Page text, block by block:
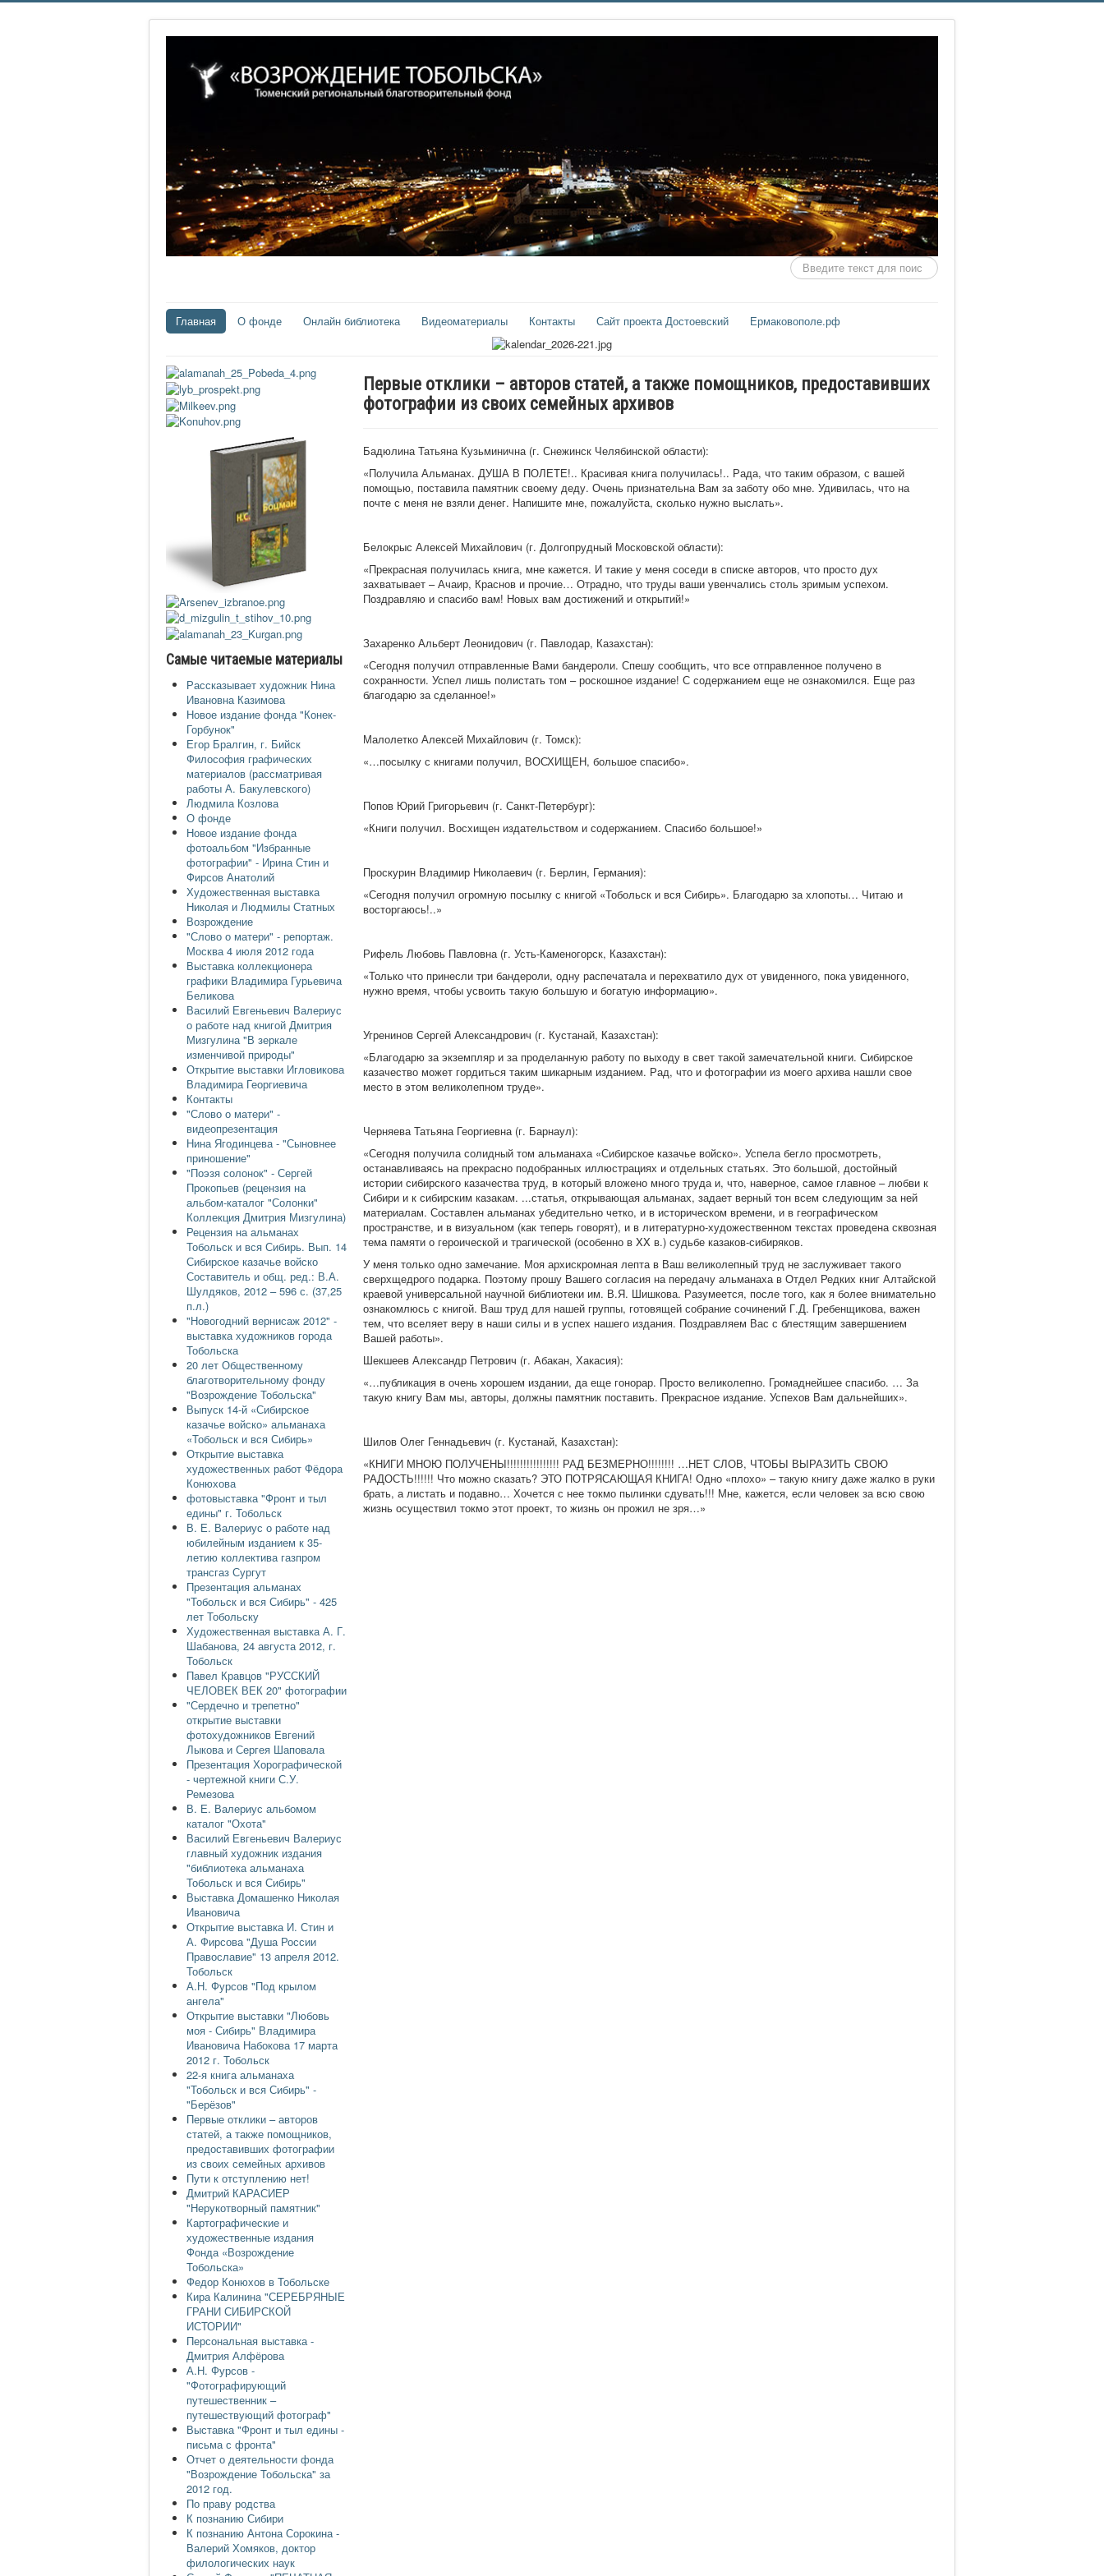
Искать...
Главная О фонде Онлайн библиотека Видеоматериалы Контакты Сайт проекта Достоевский Ермаковополе.рф
Самые читаемые материалы
Рассказывает художник Нина
Ивановна Казимова
Новое издание фонда "Конек-
Горбунок"
Егор Бралгин, г. Бийск
Философия графических
материалов (рассматривая
работы А. Бакулевского)
Людмила Козлова
О фонде
Новое издание фонда
фотоальбом "Избранные
фотографии" - Ирина Стин и
Фирсов Анатолий
Художественная выставка
Николая и Людмилы Статных
Возрождение
"Слово о матери" - репортаж.
Москва 4 июля 2012 года
Выставка коллекционера
графики Владимира Гурьевича
Беликова
Василий Евгеньевич Валериус
о работе над книгой Дмитрия
Мизгулина "В зеркале
изменчивой природы"
Открытие выставки Игловикова
Владимира Георгиевича
Контакты
"Слово о матери" -
видеопрезентация
Нина Ягодинцева - "Сыновнее
приношение"
"Поэзя солонок" - Сергей
Прокопьев (рецензия на
альбом-каталог "Солонки"
Коллекция Дмитрия Мизгулина)
Рецензия на альманах
Тобольск и вся Сибирь. Вып. 14
Сибирское казачье войско
Составитель и общ. ред.: В.А.
Шулдяков, 2012 – 596 с. (37,25
п.л.)
"Новогодний вернисаж 2012" -
выставка художников города
Тобольска
20 лет Общественному
благотворительному фонду
"Возрождение Тобольска"
Выпуск 14-й «Сибирское
казачье войско» альманаха
«Тобольск и вся Сибирь»
Открытие выставка
художественных работ Фёдора
Конюхова
фотовыставка "Фронт и тыл
едины" г. Тобольск
В. Е. Валериус о работе над
юбилейным изданием к 35-
летию коллектива газпром
трансгаз Сургут
Презентация альманах
"Тобольск и вся Сибирь" - 425
лет Тобольску
Художественная выставка А. Г.
Шабанова, 24 августа 2012, г.
Тобольск
Павел Кравцов "РУССКИЙ
ЧЕЛОВЕК ВЕК 20" фотографии
"Сердечно и трепетно"
открытие выставки
фотохудожников Евгений
Лыкова и Сергея Шаповала
Презентация Хорографической
- чертежной книги С.У.
Ремезова
В. Е. Валериус альбомом
каталог "Охота"
Василий Евгеньевич Валериус
главный художник издания
"библиотека альманаха
Тобольск и вся Сибирь"
Выставка Домашенко Николая
Ивановича
Открытие выставка И. Стин и
А. Фирсова "Душа России
Православие" 13 апреля 2012.
Тобольск
А.Н. Фурсов "Под крылом
ангела"
Открытие выставки "Любовь
моя - Сибирь" Владимира
Ивановича Набокова 17 марта
2012 г. Тобольск
22-я книга альманаха
"Тобольск и вся Сибирь" -
"Берёзов"
Первые отклики – авторов
статей, а также помощников,
предоставивших фотографии
из своих семейных архивов
Пути к отступлению нет!
Дмитрий КАРАСИЕР
"Нерукотворный памятник"
Картографические и
художественные издания
Фонда «Возрождение
Тобольска»
Федор Конюхов в Тобольске
Кира Калинина "СЕРЕБРЯНЫЕ
ГРАНИ СИБИРСКОЙ
ИСТОРИИ"
Персональная выставка -
Дмитрия Алфёрова
А.Н. Фурсов -
"Фотографирующий
путешественник –
путешествующий фотограф"
Выставка "Фронт и тыл едины -
письма с фронта"
Отчет о деятельности фонда
"Возрождение Тобольска" за
2012 год.
По праву родства
К познанию Сибири
К познанию Антона Сорокина -
Валерий Хомяков, доктор
филологических наук
Первые отклики – авторов статей, а также помощников, предоставивших
фотографии из своих семейных архивов
Бадюлина Татьяна Кузьминична (г. Снежинск Челябинской области):
«Получила Альманах. ДУША В ПОЛЕТЕ!.. Красивая книга получилась!.. Рада, что таким образом, с вашей
помощью, поставила памятник своему деду. Очень признательна Вам за заботу обо мне. Удивилась, что на
почте с меня не взяли денег. Напишите мне, пожалуйста, сколько нужно выслать».
Белокрыс Алексей Михайлович (г. Долгопрудный Московской области):
«Прекрасная получилась книга, мне кажется. И такие у меня соседи в списке авторов, что просто дух
захватывает – Ачаир, Краснов и прочие… Отрадно, что труды ваши увенчались столь зримым успехом.
Поздравляю и спасибо вам! Новых вам достижений и открытий!»
Захаренко Альберт Леонидович (г. Павлодар, Казахстан):
«Сегодня получил отправленные Вами бандероли. Спешу сообщить, что все отправленное получено в
сохранности. Успел лишь полистать том – роскошное издание! С содержанием еще не ознакомился. Еще раз
благодарю за сделанное!»
Малолетко Алексей Михайлович (г. Томск):
«…посылку с книгами получил, ВОСХИЩЕН, большое спасибо».
Попов Юрий Григорьевич (г. Санкт-Петербург):
«Книги получил. Восхищен издательством и содержанием. Спасибо большое!»
Проскурин Владимир Николаевич (г. Берлин, Германия):
«Сегодня получил огромную посылку с книгой «Тобольск и вся Сибирь». Благодарю за хлопоты… Читаю и
восторгаюсь!..»
Рифель Любовь Павловна (г. Усть-Каменогорск, Казахстан):
«Только что принесли три бандероли, одну распечатала и перехватило дух от увиденного, пока увиденного,
нужно время, чтобы усвоить такую большую и богатую информацию».
Угренинов Сергей Александрович (г. Кустанай, Казахстан):
«Благодарю за экземпляр и за проделанную работу по выходу в свет такой замечательной книги. Сибирское
казачество может гордиться таким шикарным изданием. Рад, что и фотографии из моего архива нашли свое
место в этом великолепном труде».
Черняева Татьяна Георгиевна (г. Барнаул):
«Сегодня получила солидный том альманаха «Сибирское казачье войско». Успела бегло просмотреть,
останавливаясь на прекрасно подобранных иллюстрациях и отдельных статьях. Это большой, достойный
истории сибирского казачества труд, в который вложено много труда и, что, наверное, самое главное – любви к
Сибири и к сибирским казакам. ...статья, открывающая альманах, задает верный тон всем следующим за ней
материалам. Составлен альманах убедительно четко, и в историческом времени, и в географическом
пространстве, и в визуальном (как теперь говорят), и в литературно-художественном текстах проведена сквозная
тема памяти о героической и трагической (особенно в XX в.) судьбе казаков-сибиряков.
У меня только одно замечание. Моя архискромная лепта в Ваш великолепный труд не заслуживает такого
сверхщедрого подарка. Поэтому прошу Вашего согласия на передачу альманаха в Отдел Редких книг Алтайской
краевой универсальной научной библиотеки им. В.Я. Шишкова. Разумеется, после того, как я более внимательно
ознакомлюсь с книгой. Ваш труд для нашей группы, готовящей собрание сочинений Г.Д. Гребенщикова, важен
тем, что вселяет веру в наши силы и в успех нашего издания. Поздравляем Вас с блестящим завершением
Вашей работы».
Шекшеев Александр Петрович (г. Абакан, Хакасия):
«…публикация в очень хорошем издании, да еще гонорар. Просто великолепно. Громаднейшее спасибо. … За
такую книгу Вам мы, авторы, должны памятник поставить. Прекрасное издание. Успехов Вам дальнейших».
Шилов Олег Геннадьевич (г. Кустанай, Казахстан):
«КНИГИ МНОЮ ПОЛУЧЕНЫ!!!!!!!!!!!!!!!! РАД БЕЗМЕРНО!!!!!!!! …НЕТ СЛОВ, ЧТОБЫ ВЫРАЗИТЬ СВОЮ
РАДОСТЬ!!!!!! Что можно сказать? ЭТО ПОТРЯСАЮЩАЯ КНИГА! Одно «плохо» – такую книгу даже жалко в руки
брать, а листать и подавно… Хочется с нее токмо пылинки сдувать!!! Мне, кажется, если человек за всю свою
жизнь осуществил токмо этот проект, то жизнь он прожил не зря…»